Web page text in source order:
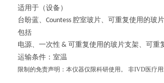
适用于（设备）
台盼蓝、 Countess 腔室玻片、可重复使用的玻片
包括
电源、一次性 & 可重复使用的玻片支架、可重
运输条件 ：室温
限制的免责声明：本仪器仅限科研使用。 非IVD医疗